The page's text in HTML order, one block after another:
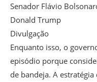
Senador Flávio
Donald Trump
Divulgação
Enquanto isso, o
episódio porque
de bandeja. A